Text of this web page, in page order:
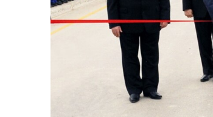
KARIKATURA
İSLAM VƏ DEMOKRATIYA
İZ - MƏDƏNIYYƏT PROQRAMI
PEŞƏ ETIKASI VƏ JURNALISTIKA
STANDARTLARIMIZ
MATERIALLARIMIZDAN ISTIFADƏ
AZADLIQRADIOSU MOBIL TELEFONUNUZDA